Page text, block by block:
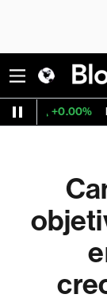
ETH/USD